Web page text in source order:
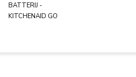
BATTERIJ -
KITCHENAID GO